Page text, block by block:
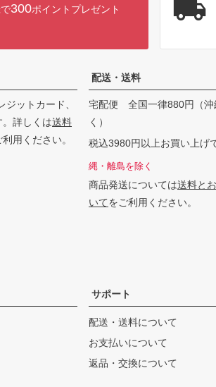
300ポイントプレゼント
ットカード、
詳しくは送料
利用ください。
配送・送料
宅配便 全国一律880円（沖
く）
税込3980円以上お買い上げ
縄・離島を除く
商品発送については送料と
いてをご利用ください。
サポート
配送・送料について
お支払いについて
返品・交換について